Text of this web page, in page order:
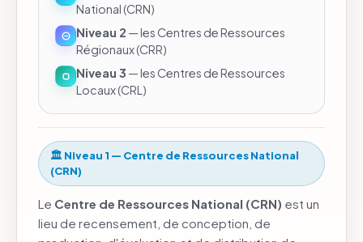
National (CRN)
Niveau 2 — les Centres de Ressources
Régionaux (CRR)
Niveau 3 — les Centres de Ressources
Locaux (CRL)
🏛️ Niveau 1 — Centre de Ressources National
(CRN)
Le Centre de Ressources National (CRN) est un
lieu de recensement, de conception, de